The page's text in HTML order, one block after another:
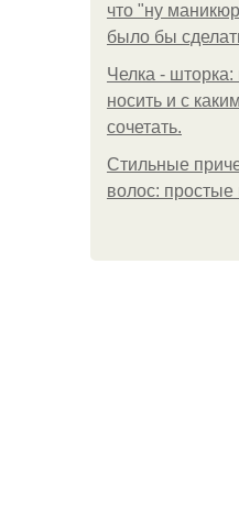
что "ну
было бы
Челка - шторка:
носить и с
сочетать.
Стильные
волос: простые